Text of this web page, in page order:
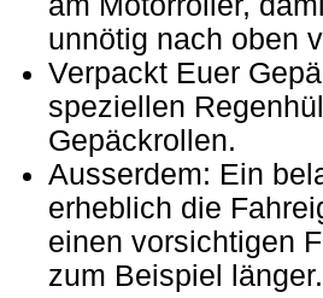
unnötig nach oben
Verpackt Euer
speziellen
Gepäckrollen.
Ausserdem: Ein
erheblich die
einen vorsichtigen
zum Beispiel